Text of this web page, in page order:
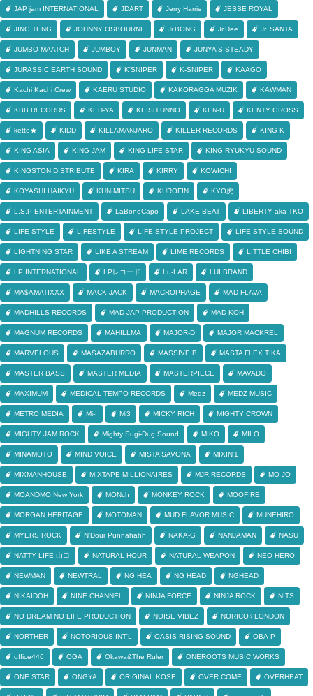
JAP jam INTERNATIONAL JDART Jerry Harris JESSE ROYAL
JING TENG JOHNNY OSBOURNE Jr.BONG Jr.Dee Jr. SANTA
JUMBO MAATCH JUMBOY JUNMAN JUNYA S-STEADY
JURASSIC EARTH SOUND K'SNIPER K-SNIPER KAAGO
Kachi Kachi Crew KAERU STUDIO KAKORAGGA MUZIK KAWMAN
KBB RECORDS KEH-YA KEISH UNNO KEN-U KENTY GROSS
kette★ KIDD KILLAMANJARO KILLER RECORDS KING-K
KING ASIA KING JAM KING LIFE STAR KING RYUKYU SOUND
KINGSTON DISTRIBUTE KIRA KIRRY KOWICHI
KOYASHI HAIKYU KUNIMITSU KUROFIN KYO虎
L.S.P ENTERTAINMENT LaBonoCapo LAKE BEAT LIBERTY aka TKO
LIFE STYLE LIFESTYLE LIFE STYLE PROJECT LIFE STYLE SOUND
LIGHTNING STAR LIKE A STREAM LIME RECORDS LITTLE CHIBI
LP INTERNATIONAL LPレコード Lu-LAR LUI BRAND
MA$AMATIXXX MACK JACK MACROPHAGE MAD FLAVA
MADHILLS RECORDS MAD JAP PRODUCTION MAD KOH
MAGNUM RECORDS MAHILLMA MAJOR-D MAJOR MACKREL
MARVELOUS MASAZABURRO MASSIVE B MASTA FLEX TIKA
MASTER BASS MASTER MEDIA MASTERPIECE MAVADO
MAXIMUM MEDICAL TEMPO RECORDS Medz MEDZ MUSIC
METRO MEDIA Mi-I Mi3 MICKY RICH MIGHTY CROWN
MIGHTY JAM ROCK Mighty Sugi-Dug Sound MIKO MILO
MINAMOTO MIND VOICE MISTA SAVONA MIXIN'1
MIXMANHOUSE MIXTAPE MILLIONAIRES MJR RECORDS MO-JO
MOANDMO New York MONch MONKEY ROCK MOOFIRE
MORGAN HERITAGE MOTOMAN MUD FLAVOR MUSIC MUNEHIRO
MYERS ROCK N'Dour Punnahahh NAKA-G NANJAMAN NASU
NATTY LIFE 山口 NATURAL HOUR NATURAL WEAPON NEO HERO
NEWMAN NEWTRAL NG HEA NG HEAD NGHEAD
NIKAIDOH NINE CHANNEL NINJA FORCE NINJA ROCK NITS
NO DREAM NO LIFE PRODUCTION NOISE VIBEZ NORICO♀LONDON
NORTHER NOTORIOUS INT'L OASIS RISING SOUND OBA-P
office446 OGA Okawa&The Ruler ONEROOTS MUSIC WORKS
ONE STAR ONGYA ORIGINAL KOSE OVER COME OVERHEAT